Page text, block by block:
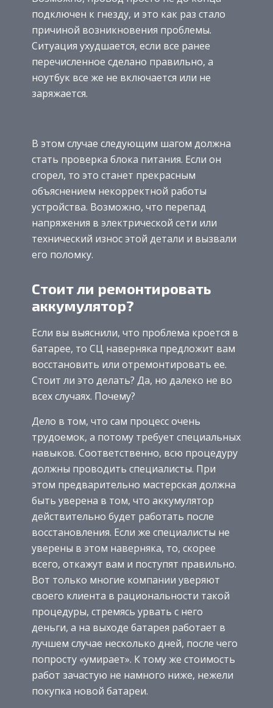
подключен к гнезду, и это как раз стало
причиной возникновения проблемы.
Ситуация ухудшается, если все ранее
перечисленное сделано правильно, а
ноутбук все же не включается или не
заряжается.
В этом случае следующим шагом должна
стать проверка блока питания. Если он
сгорел, то это станет прекрасным
объяснением некорректной работы
устройства. Возможно, что перепад
напряжения в электрической сети или
технический износ этой детали и вызвали
его поломку.
Стоит ли ремонтировать
аккумулятор?
Если вы выяснили, что проблема кроется в
батарее, то СЦ наверняка предложит вам
восстановить или отремонтировать ее.
Стоит ли это делать? Да, но далеко не во
всех случаях. Почему?
Дело в том, что сам процесс очень
трудоемок, а потому требует специальных
навыков. Соответственно, всю процедуру
должны проводить специалисты. При
этом предварительно мастерская должна
быть уверена в том, что аккумулятор
действительно будет работать после
восстановления. Если же специалисты не
уверены в этом наверняка, то, скорее
всего, откажут вам и поступят правильно.
Вот только многие компании уверяют
своего клиента в рациональности такой
процедуры, стремясь урвать с него
деньги, а на выходе батарея работает в
лучшем случае несколько дней, после чего
попросту «умирает». К тому же стоимость
работ зачастую не намного ниже, нежели
покупка новой батареи.